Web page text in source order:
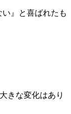
』と喜ばれたも
きな変化はあり